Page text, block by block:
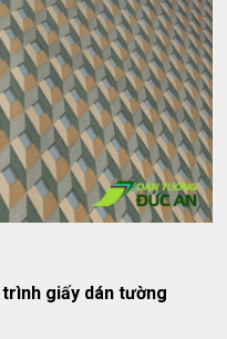
giấy dán tường